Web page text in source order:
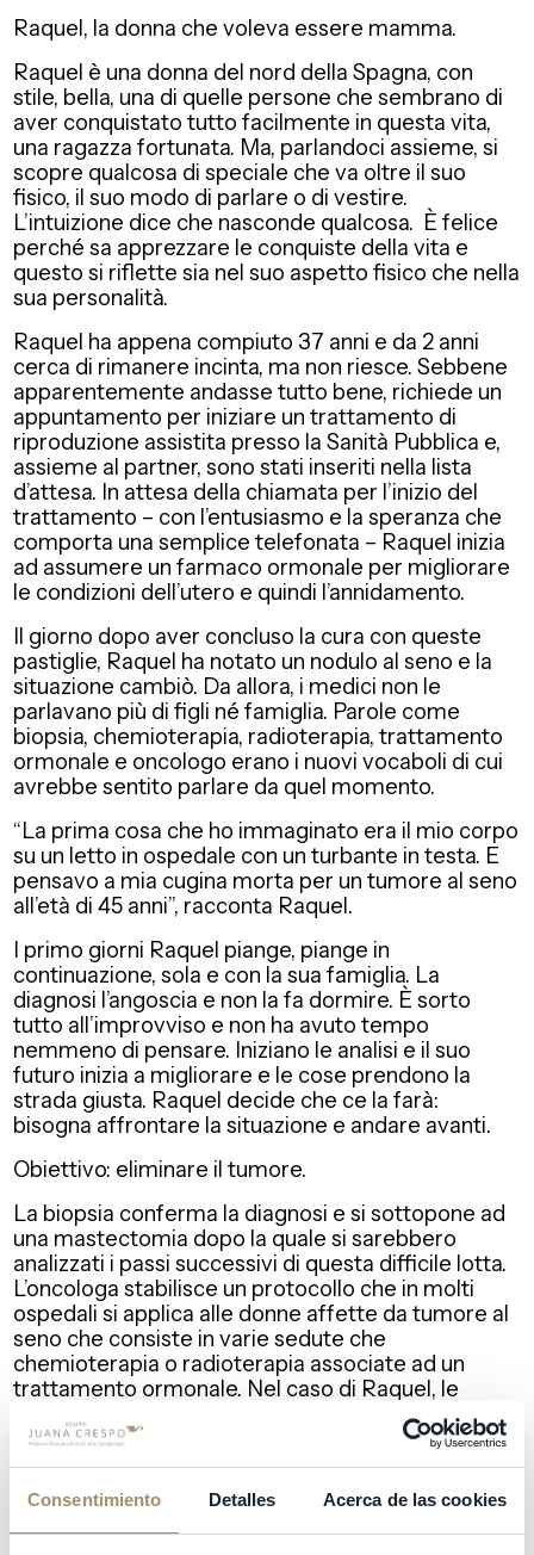
Consentimiento Detalles Acerca de las cookies
Raquel, la donna che voleva essere mamma.
Raquel è una donna del nord della Spagna, con
stile, bella, una di quelle persone che sembrano di
aver conquistato tutto facilmente in questa vita,
una ragazza fortunata. Ma, parlandoci assieme, si
scopre qualcosa di speciale che va oltre il suo
fisico, il suo modo di parlare o di vestire.
L’intuizione dice che nasconde qualcosa. È felice
perché sa apprezzare le conquiste della vita e
questo si riflette sia nel suo aspetto fisico che nella
sua personalità.
Raquel ha appena compiuto 37 anni e da 2 anni
cerca di rimanere incinta, ma non riesce. Sebbene
apparentemente andasse tutto bene, richiede un
appuntamento per iniziare un trattamento di
riproduzione assistita presso la Sanità Pubblica e,
assieme al partner, sono stati inseriti nella lista
d’attesa. In attesa della chiamata per l’inizio del
trattamento – con l’entusiasmo e la speranza che
comporta una semplice telefonata – Raquel inizia
ad assumere un farmaco ormonale per migliorare
le condizioni dell’utero e quindi l’annidamento.
Il giorno dopo aver concluso la cura con queste
pastiglie, Raquel ha notato un nodulo al seno e la
situazione cambiò. Da allora, i medici non le
parlavano più di figli né famiglia. Parole come
biopsia, chemioterapia, radioterapia, trattamento
ormonale e oncologo erano i nuovi vocaboli di cui
avrebbe sentito parlare da quel momento.
“La prima cosa che ho immaginato era il mio corpo
su un letto in ospedale con un turbante in testa. E
pensavo a mia cugina morta per un tumore al seno
all’età di 45 anni”, racconta Raquel.
I primo giorni Raquel piange, piange in
continuazione, sola e con la sua famiglia. La
diagnosi l’angoscia e non la fa dormire. È sorto
tutto all’improvviso e non ha avuto tempo
nemmeno di pensare. Iniziano le analisi e il suo
futuro inizia a migliorare e le cose prendono la
strada giusta. Raquel decide che ce la farà:
bisogna affrontare la situazione e andare avanti.
Obiettivo: eliminare il tumore.
La biopsia conferma la diagnosi e si sottopone ad
una mastectomia dopo la quale si sarebbero
analizzati i passi successivi di questa difficile lotta.
L’oncologa stabilisce un protocollo che in molti
ospedali si applica alle donne affette da tumore al
seno che consiste in varie sedute che
chemioterapia o radioterapia associate ad un
trattamento ormonale. Nel caso di Raquel, le
hanno parlato di radioterapia e un trattamento
ormonale di 10 anni! Rachel non ha problemi ai
linfonodi, l’operazione è andata bene e, a quanto
pare, nessuno si rende conto che Raquel è una
donna di 37 anni che vuole eliminare il tumore dal
suo corpo e poter recuperare la sua vita e i suoi